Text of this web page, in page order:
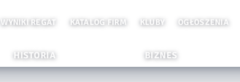
WYNIKI REGAT KATALOG FIRM KLUBY OGŁOSZENIA
HISTORIA BIZNES